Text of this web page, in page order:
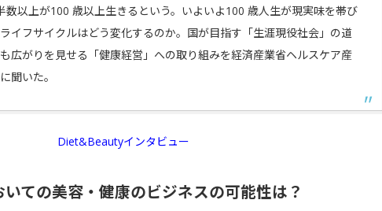
数以上が100 歳以上生きるという。いよいよ100 歳人生が現実味を帯び
イフサイクルはどう変化するのか。国が目指す「生涯現役社会」の道
広がりを見せる「健康経営」への取り組みを経済産業省ヘルスケア産
聞いた。
Diet&Beautyインタビュー
ての美容・健康のビジネスの可能性は？